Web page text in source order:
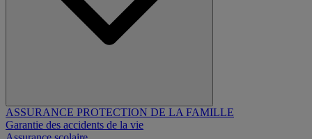
ASSURANCE PROTECTION DE LA FAMILLE
Garantie des accidents de la vie